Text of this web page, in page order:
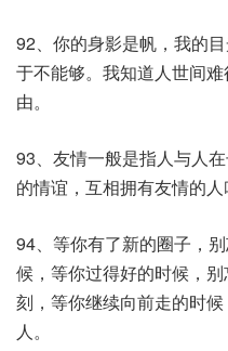
92、你的身影是帆，我的
于不能够。我知道人世间
由。
93、友情一般是指人与人
的情谊，互相拥有友情的人
94、等你有了新的圈子，
候，等你过得好的时候，
刻，等你继续向前走的时
人。